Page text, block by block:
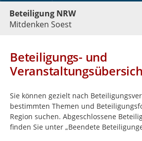
Beteiligung NRW
Mitdenken Soest
Beteiligungs- und
Sie können gezielt nach
bestimmten Themen und
Region suchen. Abgeschlossene
finden Sie unter „Beendete